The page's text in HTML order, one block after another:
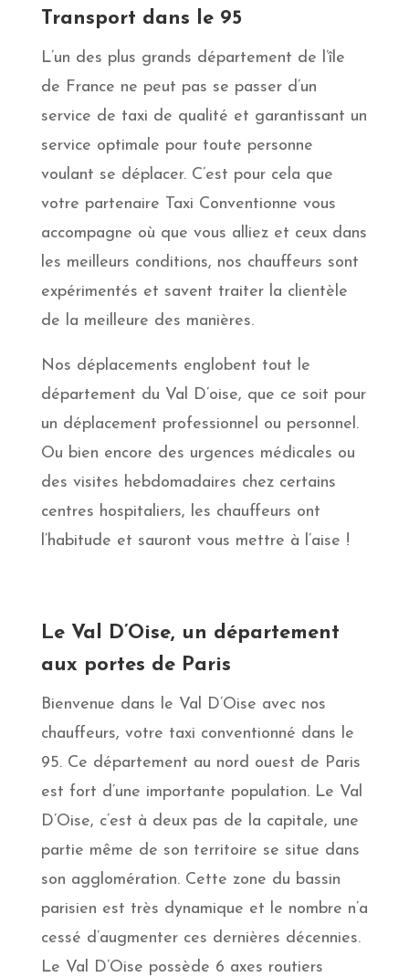
Transport dans le 95
L’un des plus grands département de l’île
de France ne peut pas se passer d’un
service de taxi de qualité et garantissant un
service optimale pour toute personne
voulant se déplacer. C’est pour cela que
votre partenaire Taxi Conventionne vous
accompagne où que vous alliez et ceux dans
les meilleurs conditions, nos chauffeurs sont
expérimentés et savent traiter la clientèle
de la meilleure des manières.
Nos déplacements englobent tout le
département du Val D’oise, que ce soit pour
un déplacement professionnel ou personnel.
Ou bien encore des urgences médicales ou
des visites hebdomadaires chez certains
centres hospitaliers, les chauffeurs ont
l’habitude et sauront vous mettre à l’aise !
Le Val D’Oise, un département
aux portes de Paris
Bienvenue dans le Val D’Oise avec nos
chauffeurs, votre taxi conventionné dans le
95. Ce département au nord ouest de Paris
est fort d’une importante population. Le Val
D’Oise, c’est à deux pas de la capitale, une
partie même de son territoire se situe dans
son agglomération. Cette zone du bassin
parisien est très dynamique et le nombre n’a
cessé d’augmenter ces dernières décennies.
Le Val D’Oise possède 6 axes routiers